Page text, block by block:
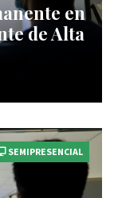
en
de Alta
SEMIPRESENCIAL